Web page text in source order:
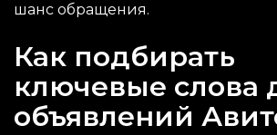
шанс обращения.
Как подбирать
ключевые слова
объявлений